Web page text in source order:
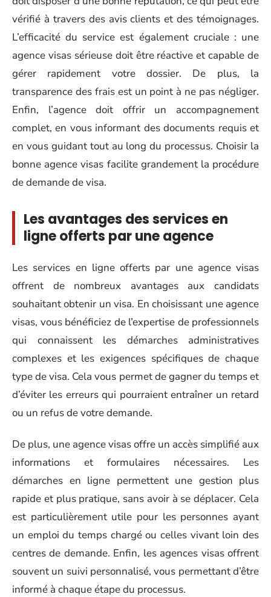
vérifié à travers des avis clients et des témoignages.
L’efficacité du service est également cruciale : une
agence visas sérieuse doit être réactive et capable de
gérer rapidement votre dossier. De plus, la
transparence des frais est un point à ne pas négliger.
Enfin, l’agence doit offrir un accompagnement
complet, en vous informant des documents requis et
en vous guidant tout au long du processus. Choisir la
bonne agence visas facilite grandement la procédure
de demande de visa.
Les avantages des services en
ligne offerts par une agence
Les services en ligne offerts par une agence visas
offrent de nombreux avantages aux candidats
souhaitant obtenir un visa. En choisissant une agence
visas, vous bénéficiez de l’expertise de professionnels
qui connaissent les démarches administratives
complexes et les exigences spécifiques de chaque
type de visa. Cela vous permet de gagner du temps et
d’éviter les erreurs qui pourraient entraîner un retard
ou un refus de votre demande.
De plus, une agence visas offre un accès simplifié aux
informations et formulaires nécessaires. Les
démarches en ligne permettent une gestion plus
rapide et plus pratique, sans avoir à se déplacer. Cela
est particulièrement utile pour les personnes ayant
un emploi du temps chargé ou celles vivant loin des
centres de demande. Enfin, les agences visas offrent
souvent un suivi personnalisé, vous permettant d’être
informé à chaque étape du processus.